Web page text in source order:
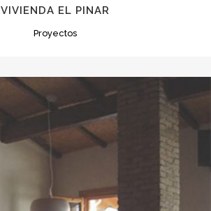
VIVIENDA EL PINAR
Proyectos